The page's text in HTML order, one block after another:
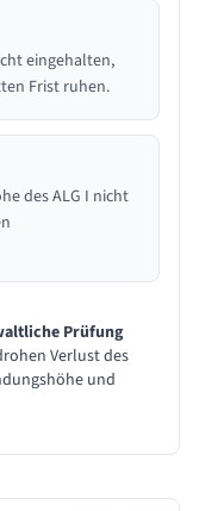
eingehalten,
Frist ruhen.
des ALG I nicht
Prüfung
Verlust des
und